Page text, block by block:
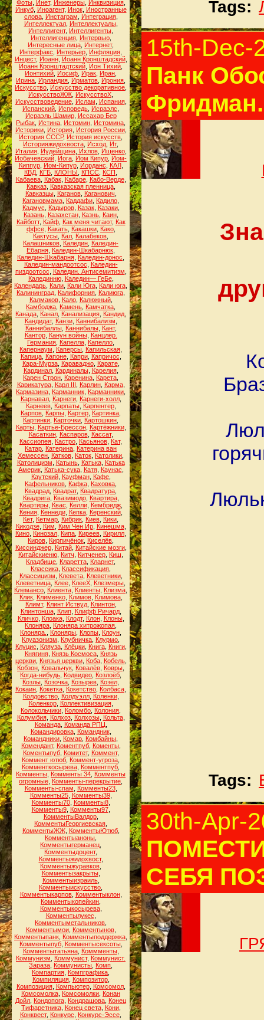
Фоты, Инет, Инженеры, Инквизиция,
Инкуб, Иноагент, Инок, Иностранные
слова, Инстаграм Интеграция,
Интеллектуал, Интеллектуалы,
Интеллигент, Интеллигенты
Интеллигенция, Интервью,
Интересные лица Интернет,
Интерфакс
Интерьер Инфляция
Инцест, Иоанн, Иоанн Кронштадский,
Иоанн Кронштадтский Ион Тихий
Ионтихий Иосиф Ирак Иран
Ирина Ирландия Ирматов Ирония
Искусство Искусство декоративное
ИскусствоЖЖ ИскусствоХ
Искусствоведение, Ислам Испания,
Испанский Исповедь Исраэлс
Исраэль Шамир, Иссахар Бер
Рыбак Истина Истомин Истомина
Историки, История, История России,
История СССР, История искусств
Историяжидохвоста Исход Ит,
Италия, Иудейщина, Ихлов, Ищенко,
Йобачевский Йога Йом Кипур Йом-
Киппур, Йом-Кипур, Йорданс КАЛ,
КВД КГБ КЛОНЫ КПСС КСП
Кабаева, Кабак, Кабаре, Кабо-Верде,
Кавказ, Кавказская пленница,
Кавказцы, Каганов, Каганович
Кагановмама Каддафи Кадило
Кадмус
Кадыров, Казак, Казаки,
Казань, Казахстан, Казнь, Каин,
Кайботт, Кайф, Как меня читают, Как
ффсе, Какать, Какашки, Како,
Кактусы Кал Калабеков
Калашников Каледин Каледин-
Ебарня Каледин-Шкабарнюк
Каледин-Шкабарня Каледин-донос
Каледин-мандоотсос
Каледин-
пиздоотсос
Каледин. Антисемитизм
Калединню, Каледин— ГеБе,
Календарь Кали Кали Юга Кали юга
Калининград Калифорния Калиюга
Калмаков, Кало, Калюжный,
Камбоджа Камень Камчатка
Канада Канал Канализация Кандид
Кандидат, Канзи, Каннибализм
Каннибаллы, Каннибалы, Кант,
Кантор, Канун войны, Канцлер.
Германия Капелла Капелло
Капернаум
Каперсы Капильская
Капица, Капоне, Капри, Капричос
Кара-Мурза, Караваджо, Карате,
Кардинал, Кардиналы, Карелия,
Карен Строн Каренина Карета
Карикатура, Карл III Карлин, Карма,
Кармазина Карманник Карманники
Карнавал, Карнеги, Карнеги-холл,
Карнеев, Карпаты, Карпентер,
Карпов Карпы Картер Картинка
Картинки Карточки Картошкин
Карты, Картье-Брессон, Картёжники,
Касаткин, Каспаров, Кассат,
Кассиопея Кастро Касьянов Кат,
Катар Катерина Катерина ван
Хемессен Катков Каток Католики
Католицизм
Катынь, Катька, Катька
Америк, Катька-сука, Катя, Каунас
Каутский, Кауфман, Кафе,
Кафельников Кафка Каховка
Квадрад Квадрат, Квадратура
Квадрига, Квазимодо, Квартира,
Квартиры, Квас Келли, Кембридж,
Кения, Кеннеди, Кепка, Керенский,
Кет, Кетмар Кибрик Киев Кики
Кикодзе, Ким Ким Чен Ир, Кинешма,
Кино Кинозал Кипа Киреев Кирилл
Киров Кирпичёнок Киселёв
Киссинджер, Китай, Китайские мозги,
Китайскиеню Китч Китченер Киш
Кладбище Кларетта Кларнет,
Классика Классификация
Классицизм
Клевета, Клеветники,
Клеветница Клее КлееХ Клезмеры
Клемансо Клиента Клиенты Клизма
Клик, Клименко, Климов, Климова,
Климт, Клинт Иствуд, Клинтон,
Клинтонша, Клип, Клифф Ричард,
Кличко, Клоака, Клодт, Клон, Клоны,
Клоняра Клоняра хитрожопая
Клоняра.
Клоняры Клопы Клоун
Клуазонизм
Клубничка Клурмо
Клуцис
Кляуза, Клёцки, Книга, Книги,
Княгиня, Князь Космоса, Князь
церкви, Князья церкви, Коба, Кобель,
Кобзон Ковальчук Ковалёв Ковры
Когда-нибудь Кодвидео Козлоёб
Козлы Козочка Козырев Козёл
Кокаин Кокетка Кокетство Колбаса
Колдовство, Колдуэлл, Коленки,
Коленкор, Коллективизация,
Колокольчики Коломбо Колония
Колумбия, Колхоз, Колхозы, Кольта,
Команда, Команда РПЦ
Командировка, Командник,
Командники Комар Комбайны
Комендант, Коментпуб, Коменты,
Коментыпуб, Комитет, Коммент,
Коммент ютюб Коммент-угроза
Комменткосырева Комментпуб
Комменты Комменты 34 Комменты
огромные Комменты-перекрытие
Комменты-спам
Комменты23,
Комменты25, Комменты39,
Комменты70, Комменты8,
Комменты9, Комменты97,
КомментыВалдор,
КомментыГеоргиевская
КомментыЖЖ, КомментыЮтюб,
Комментыаноны
Комментыгерманец
Комментыдоцент,
Комментыжидохвост,
Комментыжуравков
Комментызакрыты,
Комментыизраиль,
Комментыискусство
Комментыкарпов, Комментыклон,
Комментыкопейкин
Комментыкосырева,
Комментылукес
Комментыметальников
Комментымои, Комментынов,
Комментыпанк Комментыподдержка
Комментыпуб, Комментысексоты,
Комментытатьяна, Коммменты,
Коммунизм
Коммунист, Коммунист.
Зараза Коммунисты Комп
Компартия Компграфика
Компиляция, Композитор,
Композиция, Компьютер, Комсомол,
Комсомолка Комсомолки Конан
Дойл Кондопога Кондрашова Конец
Тифаретника, Конец света, Кони,
Конквест, Конкурс Конкурс-Эссе
Tags:
15th-Dec-
Панк
Фридман.
Tags:
30th-Apr-
СЕБЯ